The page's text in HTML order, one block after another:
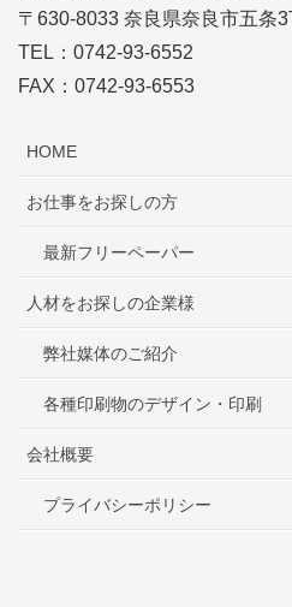
〒630-8033 奈良県奈良市五条
TEL：0742-93-6552
FAX：0742-93-6553
HOME
お仕事をお探しの方
最新フリーペーパー
人材をお探しの企業様
弊社媒体のご紹介
各種印刷物のデザイン・印刷
会社概要
プライバシーポリシー